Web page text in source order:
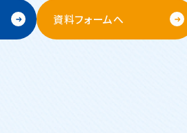
果がでる
資料フォームへ